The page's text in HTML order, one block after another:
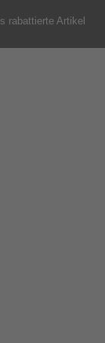
rabattierte Artikel